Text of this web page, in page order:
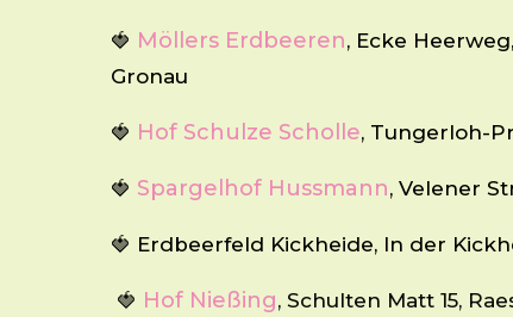
🍓 Möllers Erdbeeren, Ecke
Gronau
🍓 Hof Schulze Scholle, Tungerloh-
🍓 Spargelhof Hussmann, Velener
🍓 Erdbeerfeld Kickheide, In der
🍓 Hof Nießing, Schulten Matt 15,